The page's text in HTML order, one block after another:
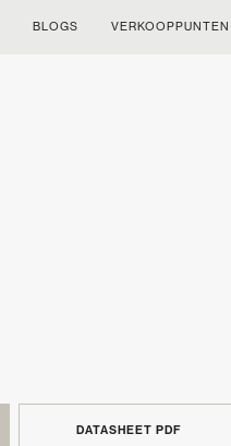
BLOGS VERKOOPPUNTEN
DATASHEET PDF